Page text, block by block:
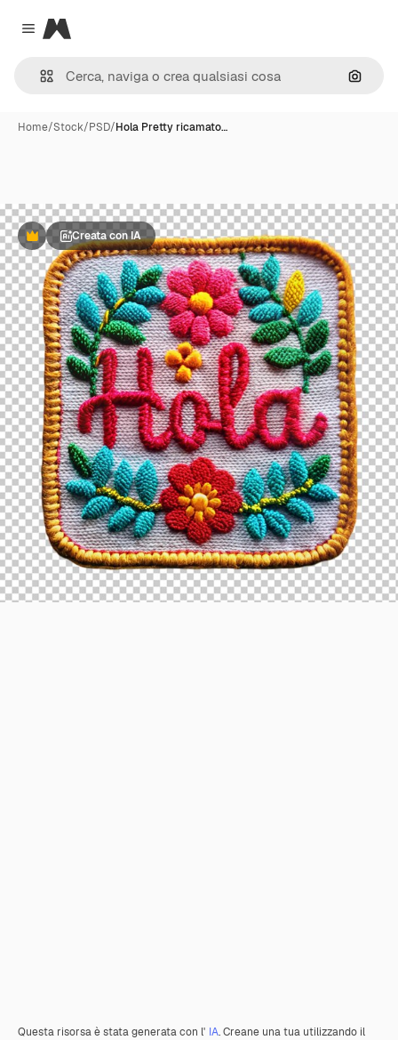
Close menu
Magnific
Cerca
Home/Stock/PSD/Hola Pretty ricamato…
PremiumCreata con IA
Questa risorsa è stata generata con l' IA. Creane una tua utilizzando il